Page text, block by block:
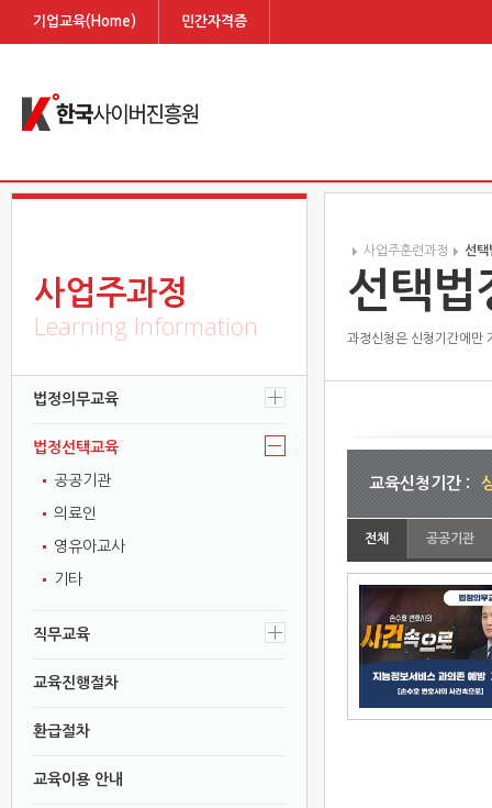
기업교육(Home) 민간자격증
사업주과정
Learning Information
법정의무교육
법정선택교육
공공기관
의료인
영유아교사
기타
직무교육
교육진행절차
환급절차
교육이용 안내
사업주훈련과정 선택
선택법
과정신청은 신청기간에만
교육신청기간 :
전체 공공기관